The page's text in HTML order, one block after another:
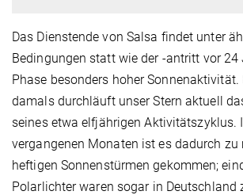
Das Dienstende von Salsa findet unter
Bedingungen statt wie der -antritt vor 24
Phase besonders hoher Sonnenaktivität.
damals durchläuft unser Stern aktuell
seines etwa elfjährigen Aktivitätszyklus.
vergangenen Monaten ist es dadurch zu
heftigen Sonnenstürmen gekommen;
Polarlichter waren sogar in Deutschland